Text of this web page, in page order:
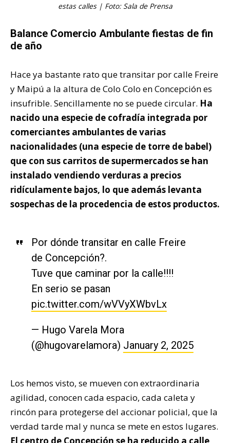
estas calles | Foto: Sala de Prensa
Balance Comercio Ambulante fiestas de fin
de año
Hace ya bastante rato que transitar por calle Freire
y Maipú a la altura de Colo Colo en Concepción es
insufrible. Sencillamente no se puede circular. Ha
nacido una especie de cofradía integrada por
comerciantes ambulantes de varias
nacionalidades (una especie de torre de babel)
que con sus carritos de supermercados se han
instalado vendiendo verduras a precios
ridículamente bajos, lo que además levanta
sospechas de la procedencia de estos productos.
Por dónde transitar en calle Freire
de Concepción?.
Tuve que caminar por la calle!!!!
En serio se pasan
pic.twitter.com/wVVyXWbvLx
— Hugo Varela Mora
(@hugovarelamora) January 2, 2025
Los hemos visto, se mueven con extraordinaria
agilidad, conocen cada espacio, cada caleta y
rincón para protegerse del accionar policial, que la
verdad tarde mal y nunca se mete en estos lugares.
El centro de Concepción se ha reducido a calle